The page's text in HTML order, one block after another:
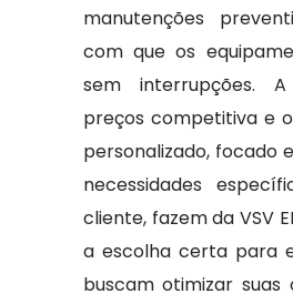
manutenções
com que os
sem interrupções.
preços competitiva e
personalizado, focado
necessidades
cliente, fazem da VSV
a escolha certa para
buscam otimizar suas